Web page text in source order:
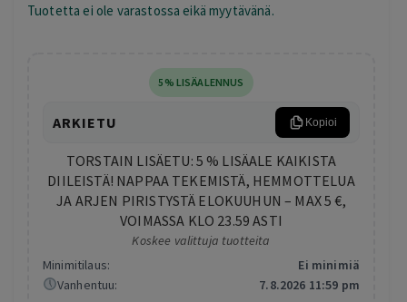
Tuotetta ei ole varastossa eikä myytävänä.
5% LISÄALENNUS
ARKIETU Kopioi
TORSTAIN LISÄETU: 5 % LISÄALE KAIKISTA
DIILEISTÄ! NAPPAA TEKEMISTÄ, HEMMOTTELUA
JA ARJEN PIRISTYSTÄ ELOKUUHUN – MAX 5 €,
VOIMASSA KLO 23.59 ASTI
Koskee valittuja tuotteita
Minimitilaus:
Ei minimiä
Vanhentuu:
7.8.2026 11:59 pm